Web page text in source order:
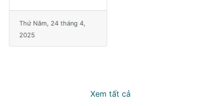
Thứ Năm, 24 tháng 4,
2025
Xem tất cả